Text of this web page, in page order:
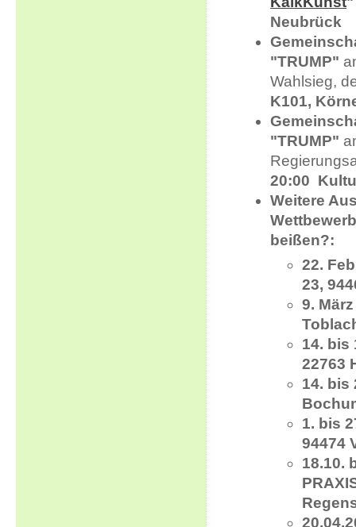
Neubrück
"TRUMP"
Wahlsieg,
K101,
"TRUMP"
20:00
Weitere
beißen?:
22.
23,
9.
14. bis
22763
14. bis
1. bis
94474
18.10.